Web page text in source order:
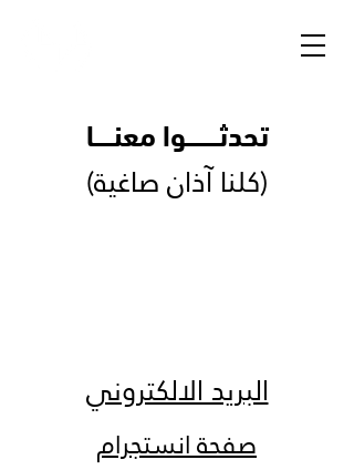
تحدثــــــــــوا معنــــــا
(كلنا آذان صاغية)
البريد الالكتروني
صفحة انستجرام